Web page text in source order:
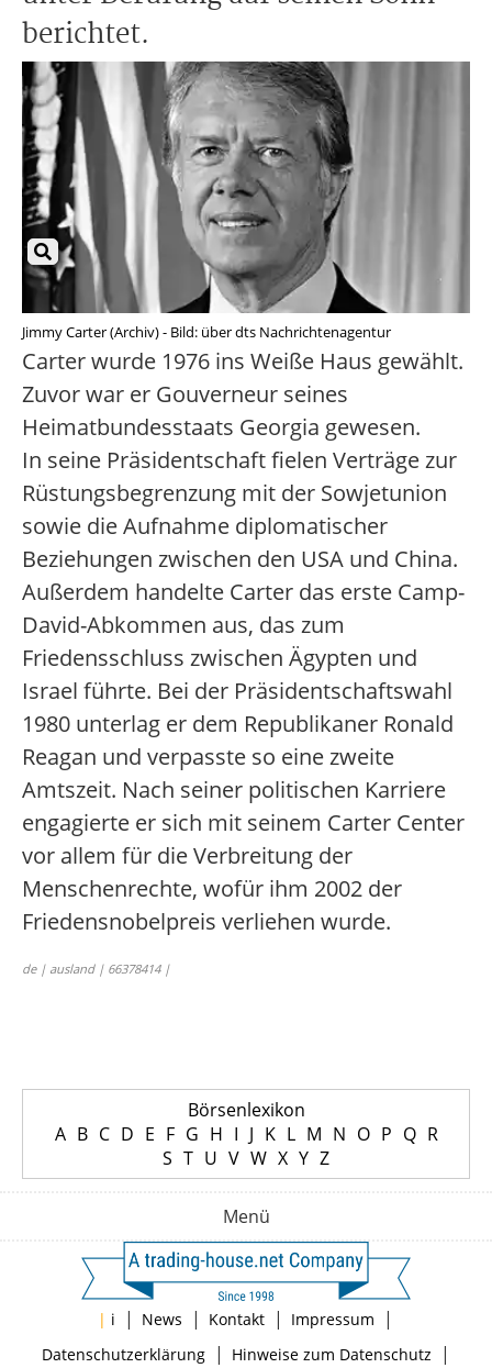
berichtet.
Jimmy Carter (Archiv) - Bild: über dts Nachrichtenagentur
Carter wurde 1976 ins Weiße Haus gewählt.
Zuvor war er Gouverneur seines
Heimatbundesstaats Georgia gewesen.
In seine Präsidentschaft fielen Verträge zur
Rüstungsbegrenzung mit der Sowjetunion
sowie die Aufnahme diplomatischer
Beziehungen zwischen den USA und China.
Außerdem handelte Carter das erste Camp-
David-Abkommen aus, das zum
Friedensschluss zwischen Ägypten und
Israel führte. Bei der Präsidentschaftswahl
1980 unterlag er dem Republikaner Ronald
Reagan und verpasste so eine zweite
Amtszeit. Nach seiner politischen Karriere
engagierte er sich mit seinem Carter Center
vor allem für die Verbreitung der
Menschenrechte, wofür ihm 2002 der
Friedensnobelpreis verliehen wurde.
de | ausland | 66378414 |
Börsenlexikon
A B C D E F G H I J K L M N O P Q R
S T U V W X Y Z
Menü
| i | News | Kontakt | Impressum |
Datenschutzerklärung| Hinweise zum Datenschutz |